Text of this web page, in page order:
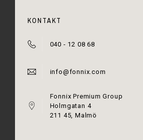
KONTAKT
040 - 12 08 68
info@fonnix.com
Fonnix Premium Group
Holmgatan 4
211 45, Malmö